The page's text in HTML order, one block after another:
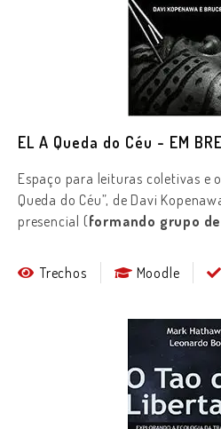
EL A Queda do Céu - EM
Espaço para leituras coletivas e
Queda do Céu”, de Davi
presencial (formando grupo
Trechos Moodle